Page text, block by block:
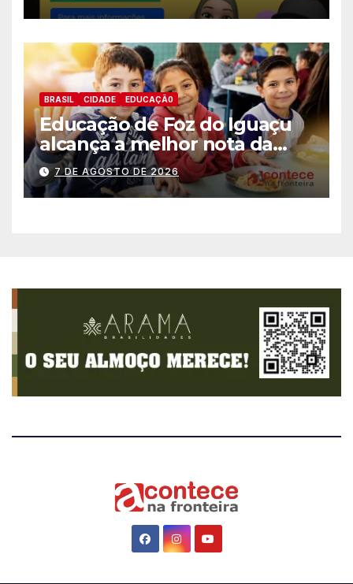
BRASIL CIDADE EDUCAÇÃ0
Educação de Foz do Iguaçu
alcança a melhor nota da
história no IDEB
7 DE AGOSTO DE 2026